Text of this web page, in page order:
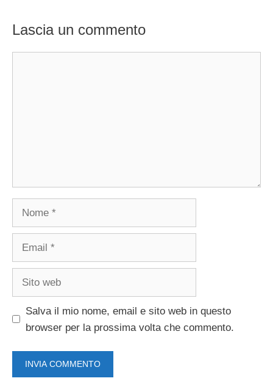
Lascia un commento
Nome
Email
Sito
Salva il mio nome, email e sito web in questo
browser per la prossima volta che commento.